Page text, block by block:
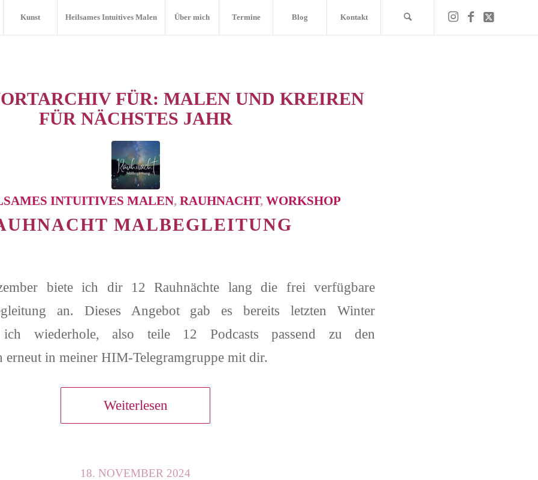
Kunst Heilsames Intuitives Malen Über mich Termine Blog Kontakt
FÜR: MALEN UND KREIREN
FÜR NÄCHSTES JAHR
INTUITIVES MALEN, RAUHNACHT, WORKSHOP
MALBEGLEITUNG
biete ich dir 12 Rauhnächte lang die frei verfügbare
an. Dieses Angebot gab es bereits letzten Winter
wiederhole, also teile 12 Podcasts passend zu den
erneut in meiner HIM-Telegramgruppe mit dir.
Weiterlesen
18. NOVEMBER 2024